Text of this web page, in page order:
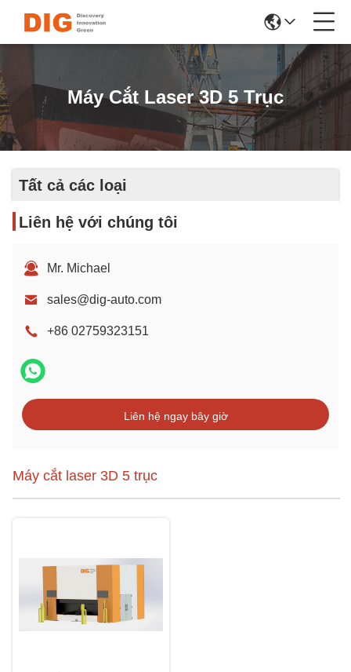
Máy Cắt Laser 3D 5 Trục
Tất cả các loại
Liên hệ với chúng tôi
Mr. Michael
sales@dig-auto.com
+86 02759323151
Liên hệ ngay bây giờ
Máy cắt laser 3D 5 trục